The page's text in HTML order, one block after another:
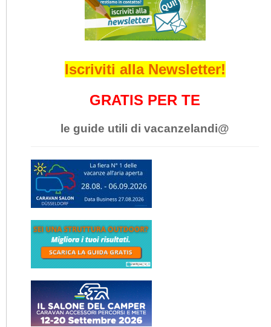
Iscriviti alla Newsletter!
GRATIS PER TE
le guide utili di vacanzelandi@